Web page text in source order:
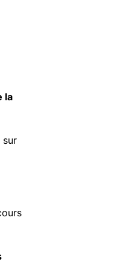
la
sur